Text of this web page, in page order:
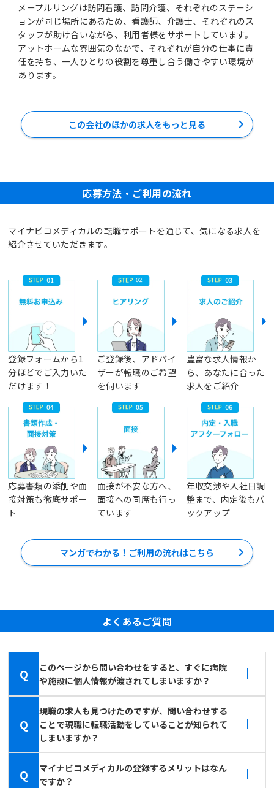
メープルリングは訪問看護、訪問介護、それぞれのステーシ
ョンが同じ場所にあるため、看護師、介護士、それぞれのス
タッフが助け合いながら、利用者様をサポートしています。
アットホームな雰囲気のなかで、それぞれが自分の仕事に責
任を持ち、一人ひとりの役割を尊重し合う働きやすい環境が
あります。
この会社のほかの求人をもっと見る
応募方法・ご利用の流れ
マイナビコメディカルの転職サポートを通じて、気になる求人を
紹介させていただきます。
登録フォームから1
分ほどでご入力いた
だけます！
ご登録後、アドバイ
ザーが転職のご希望
を伺います
豊富な求人情報か
ら、あなたに合った
求人をご紹介
応募書類の添削や面
接対策も徹底サポー
ト
面接が不安な方へ、
面接への同席も行っ
ています
年収交渉や入社日調
整まで、内定後もバ
ックアップ
マンガでわかる！ご利用の流れはこちら
よくあるご質問
Q
このページから問い合わせをすると、すぐに病院
や施設に個人情報が渡されてしまいますか？
Q
現職の求人も見つけたのですが、問い合わせする
ことで現職に転職活動をしていることが知られて
しまいますか？
Q
マイナビコメディカルの登録するメリットはなん
ですか？